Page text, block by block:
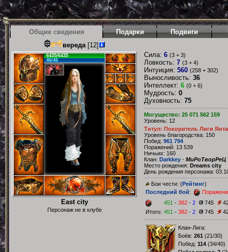
Общие сведения Подарки Подвиги
вереда[12]
6435/6435
46/46
East city
Персонаж не в клубе
Сила: 6 (3 + 3)
Ловкость: 7 (3 + 4)
Интуиция: 560 (258 + 302)
Выносливость: 36
Интеллект: 6 (0 + 6)
Мудрость: 0
Духовность: 75
Могущество: 25 071 562 159
Уровень: 12
Титул: Покоритель Лиги
Уровень благородства: 150
Побед: 961 794
Поражений: 13 539
Ничьих: 160
Клан: Darkkey - МиРоТворРеЦ
Место рождения: Dreams city
День рождения персонажа:
Бои чести: (Рейтинг)
Последний бой:
451 - 382 - 2 745
Итого: 451 - 382 - 2 745
Клан-Лига:
Боёв: 261 (21/30)
Побед: 114 (34/40)